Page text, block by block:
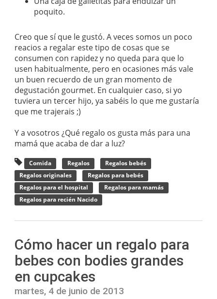
poquito.
Creo que sí que le gustó. A veces somos un poco
reacios a regalar este tipo de cosas que se
consumen con rapidez y no queda para que lo
usen habitualmente, pero en ocasiones más vale
un buen recuerdo de un gran momento de
degustación gourmet. En cualquier caso, si yo
tuviera un tercer hijo, ya sabéis lo que me gustaría
que me trajerais ;)
Y a vosotros ¿Qué regalo os gusta más para una
mamá que acaba de dar a luz?
Comida Regalos
Regalos bebés
Regalos originales
Regalos para bebés
Regalos para el hospital
Regalos para mamás
Regalos para recién Nacido
Cómo hacer un regalo para
bebes con bodies grandes
en cupcakes
martes, 4 de junio de 2013